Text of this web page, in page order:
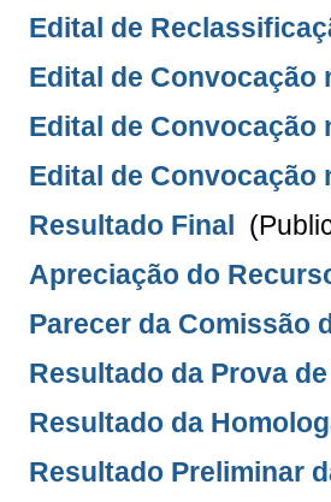
Edital de
Edital de Convocação
Edital de Convocação
Edital de Convocação
Resultado Final
Apreciação do
Parecer da Comissão
Resultado da Prova
Resultado da
Resultado Preliminar